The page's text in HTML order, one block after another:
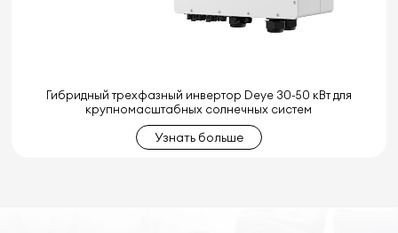
Гибридный трехфазный инвертор Deye 30-50 кВт для
крупномасштабных солнечных систем
Узнать больше